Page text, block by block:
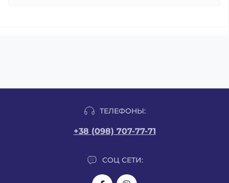
ТЕЛЕФОНЫ:
+38 (098) 707-77-71
СОЦ СЕТИ: